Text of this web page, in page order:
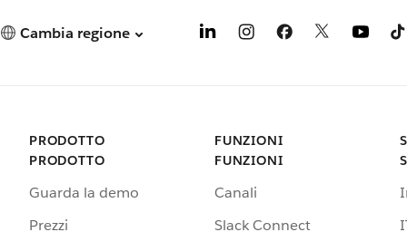
Cambia regione
PRODOTTO
PRODOTTO
Guarda la demo
Prezzi
FUNZIONI
FUNZIONI
Canali
Slack Connect